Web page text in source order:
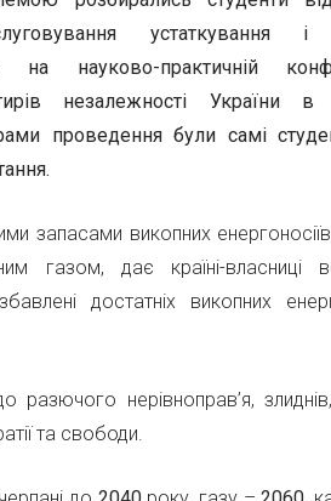
устаткування і
на науково-практичній
незалежності України в
проведення були самі
запасами викопних
газом, дає країні-власниці
достатніх викопних
разючого нерівноправ’я,
та свободи.